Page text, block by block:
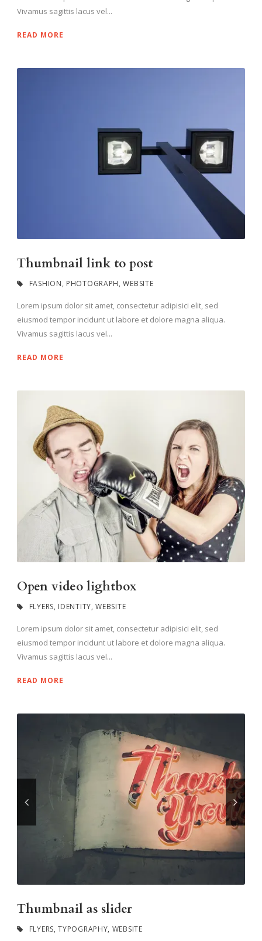
Vivamus sagittis lacus vel...
READ MORE
Thumbnail link to post
FASHION, PHOTOGRAPH, WEBSITE
Lorem ipsum dolor sit amet, consectetur adipisici elit, sed
eiusmod tempor incidunt ut labore et dolore magna aliqua.
Vivamus sagittis lacus vel...
READ MORE
Open video lightbox
FLYERS, IDENTITY, WEBSITE
Lorem ipsum dolor sit amet, consectetur adipisici elit, sed
eiusmod tempor incidunt ut labore et dolore magna aliqua.
Vivamus sagittis lacus vel...
READ MORE
Thumbnail as slider
FLYERS, TYPOGRAPHY, WEBSITE